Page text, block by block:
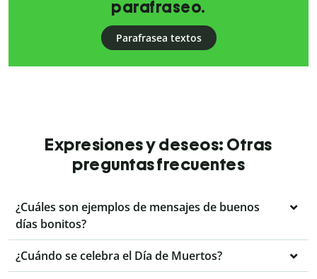
parafraseo.
Parafrasea textos
Expresiones y deseos: Otras
preguntas frecuentes
¿Cuáles son ejemplos de mensajes de buenos
días bonitos?
¿Cuándo se celebra el Día de Muertos?